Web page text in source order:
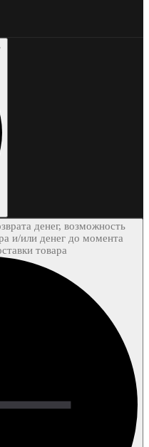
денег, возможность
и/или денег до момента
товара